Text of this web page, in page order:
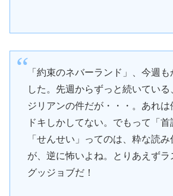
「約束のネバーランド」、今週
した。先週からずっと続いている
ジリアンの件だが・・・。あれは
ドキしかしてない。でもって「
「せんせい」ってのは、粋な読
が、逆に怖いよね。とりあえずラ
グッジョブだ！